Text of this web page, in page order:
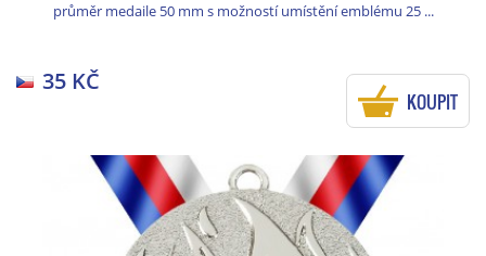
průměr medaile 50 mm s možností umístění emblému 25 ...
35 KČ
KOUPIT